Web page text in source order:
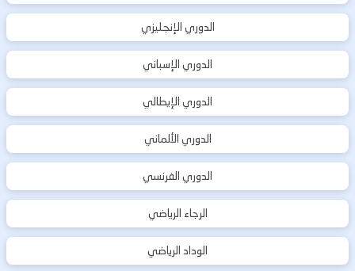
الدوري الإنجليزي
الدوري الإسباني
الدوري الإيطالي
الدوري الألماني
الدوري الفرنسي
الرجاء الرياضي
الوداد الرياضي